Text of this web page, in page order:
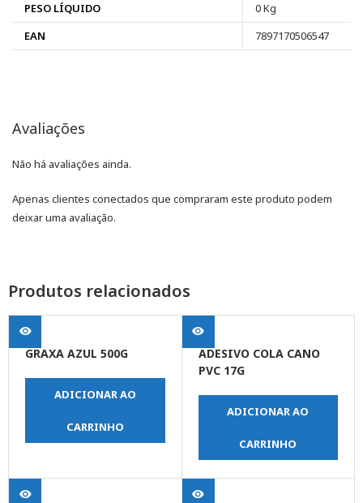
PESO LÍQUIDO
0 Kg
EAN
7897170506547
Avaliações
Não há avaliações ainda.
Apenas clientes conectados que compraram este produto podem
deixar uma avaliação.
Produtos relacionados
GRAXA AZUL 500G
ADICIONAR AO
CARRINHO
ADESIVO COLA CANO
PVC 17G
ADICIONAR AO
CARRINHO